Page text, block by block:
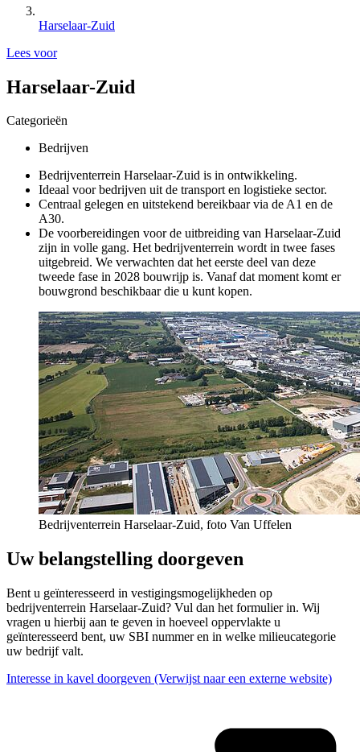
Harselaar-Zuid
Lees voor
Harselaar-Zuid
Categorieën
Bedrijven
Bedrijventerrein Harselaar-Zuid is in ontwikkeling.
Ideaal voor bedrijven uit de transport en logistieke sector.
Centraal gelegen en uitstekend bereikbaar via de A1 en de
A30.
De voorbereidingen voor de uitbreiding van Harselaar-Zuid
zijn in volle gang. Het bedrijventerrein wordt in twee fases
uitgebreid. We verwachten dat het eerste deel van deze
tweede fase in 2028 bouwrijp is. Vanaf dat moment komt er
bouwgrond beschikbaar die u kunt kopen.
Bedrijventerrein Harselaar-Zuid, foto Van Uffelen
Uw belangstelling doorgeven
Bent u geïnteresseerd in vestigingsmogelijkheden op
bedrijventerrein Harselaar-Zuid? Vul dan het formulier in. Wij
vragen u hierbij aan te geven in hoeveel oppervlakte u
geïnteresseerd bent, uw SBI nummer en in welke milieucategorie
uw bedrijf valt.
Interesse in kavel doorgeven (Verwijst naar een externe website)